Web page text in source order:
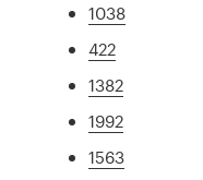
1038
422
1382
1992
1563